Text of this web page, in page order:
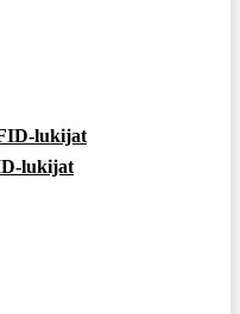
lukijat
lukijat